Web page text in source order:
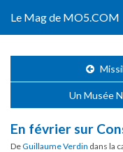
Le Mag de MO5.COM
Un Musée
En février sur
DeGuillaume Verdin dans la